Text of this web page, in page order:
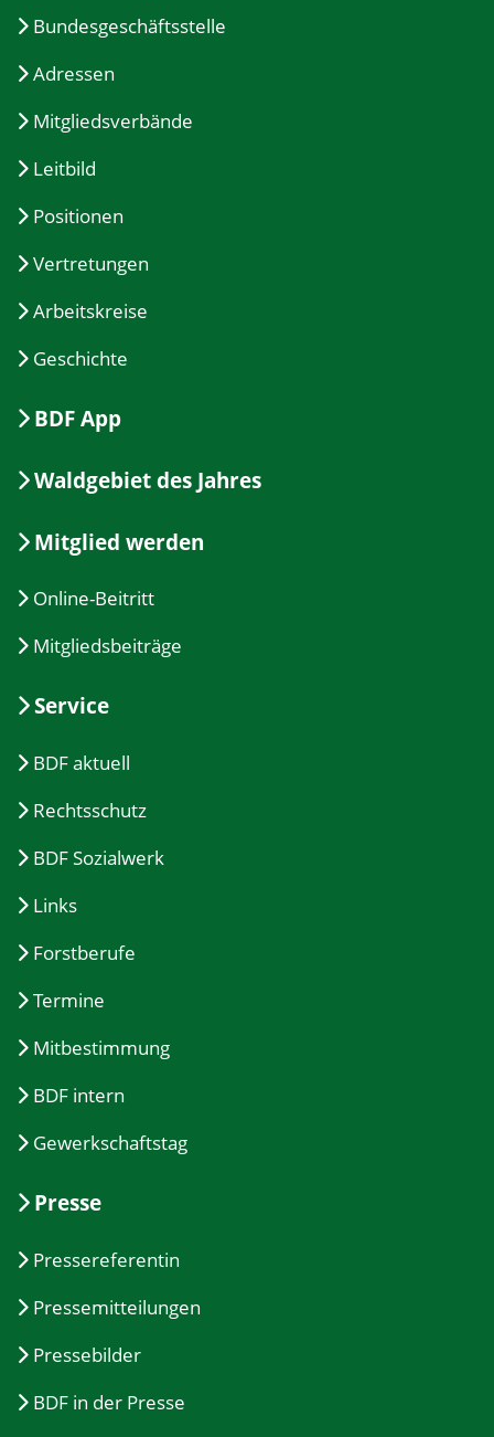
Bundesgeschäftsstelle
Adressen
Mitgliedsverbände
Leitbild
Positionen
Vertretungen
Arbeitskreise
Geschichte
BDF App
Waldgebiet des Jahres
Mitglied werden
Online-Beitritt
Mitgliedsbeiträge
Service
BDF aktuell
Rechtsschutz
BDF Sozialwerk
Links
Forstberufe
Termine
Mitbestimmung
BDF intern
Gewerkschaftstag
Presse
Pressereferentin
Pressemitteilungen
Pressebilder
BDF in der Presse